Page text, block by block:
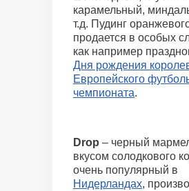
карамельный,
т.д. Пудинг
продается в особых
как например
Дня рождения
Европейского
чемпионата.
Drop – черный
вкусом солодкового
очень популярный в
Нидерландах,